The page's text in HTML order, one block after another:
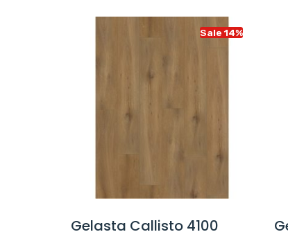
Sale 14%
Gelasta Callisto 4100